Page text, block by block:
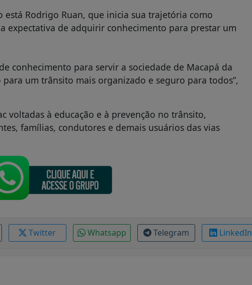
está Rodrigo Ruan, que inicia sua trajetória como
expectativa de adquirir conhecimento para prestar um
conhecimento para servir a sociedade de Macapá da
um trânsito mais organizado e seguro para todos”,
voltadas à educação e à prevenção no trânsito,
famílias, condutores e demais usuários das vias
Twitter Whatsapp Telegram LinkedIn